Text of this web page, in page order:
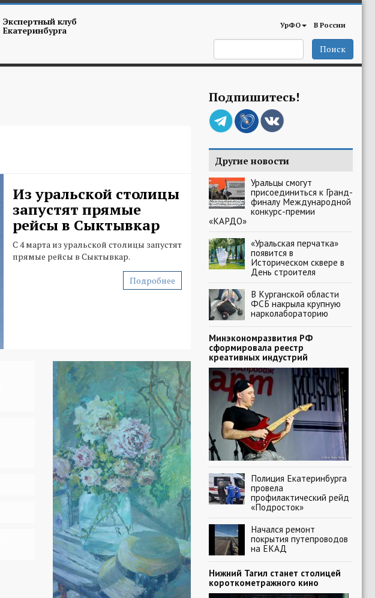
Экспертный клуб
Екатеринбурга УрФО В России
Поиск
Из уральской столицы
запустят прямые
рейсы в Сыктывкар
С 4 марта из уральской столицы запустят
прямые рейсы в Сыктывкар.
Подробнее
Подпишитесь!
Другие новости
Уральцы смогут
присоединиться к Гранд-
финалу Международной
конкурс-премии
«КАРДО»
«Уральская перчатка»
появится в
Историческом сквере в
День строителя
В Курганской области
ФСБ накрыла крупную
нарколабораторию
Минэкономразвития РФ
сформировала реестр
креативных индустрий
Полиция Екатеринбурга
провела
профилактический рейд
«Подросток»
Начался ремонт
покрытия путепроводов
на ЕКАД
Нижний Тагил станет столицей
короткометражного кино